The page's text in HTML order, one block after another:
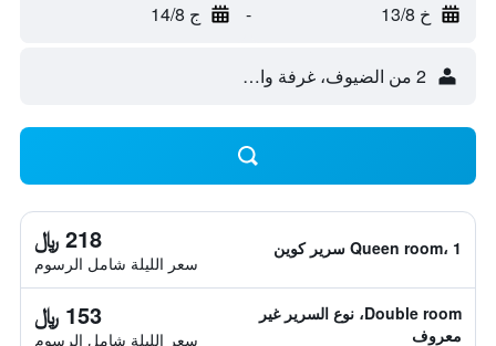
خ 13/8 - ج 14/8
2 من الضيوف، غرفة واحدة
Queen room، 1 سرير كوين 218 ﷼
سعر الليلة شامل الرسوم
Double room، نوع السرير غير
معروف
153 ﷼
سعر الليلة شامل الرسوم